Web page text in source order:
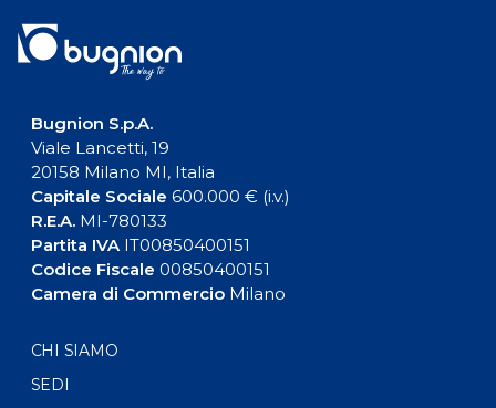
Bugnion S.p.A.
Viale Lancetti, 19
20158 Milano MI, Italia
Capitale Sociale 600.000 € (i.v.)
R.E.A.MI-780133
Partita IVAIT00850400151
Codice Fiscale 00850400151
Camera di CommercioMilano
CHI SIAMO
SEDI